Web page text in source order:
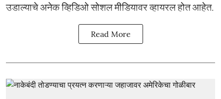
उडाल्याचे अनेक व्हिडिओ सोशल मीडियावर व्हायरल होत आहेत.
Read More